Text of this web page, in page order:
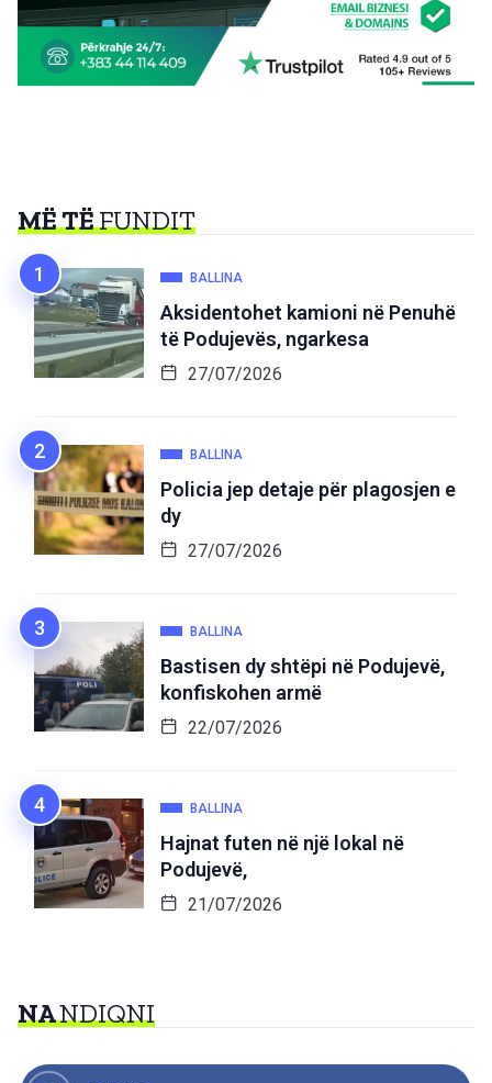
MË TËFUNDIT
BALLINA
Aksidentohet kamioni në Penuhë
të Podujevës, ngarkesa
27/07/2026
BALLINA
Policia jep detaje për plagosjen e
dy
27/07/2026
BALLINA
Bastisen dy shtëpi në Podujevë,
konfiskohen armë
22/07/2026
BALLINA
Hajnat futen në një lokal në
Podujevë,
21/07/2026
NANDIQNI